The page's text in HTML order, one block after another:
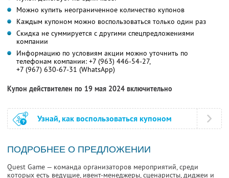
Можно купить неограниченное количество купонов
Каждым купоном можно воспользоваться только один раз
Скидка не суммируется с другими спецпредложениями
компании
Информацию по условиям акции можно уточнить по
телефонам компании: +7 (963) 446-54-27,
+7 (967) 630-67-31 (WhatsApp)
Купон действителен по 19 мая 2024 включительно
Узнай, как воспользоваться купоном
ПОДРОБНЕЕ О ПРЕДЛОЖЕНИИ
Quest Game — команда организаторов мероприятий, среди
которых есть ведущие, ивент-менеджеры, сценаристы, диджеи и